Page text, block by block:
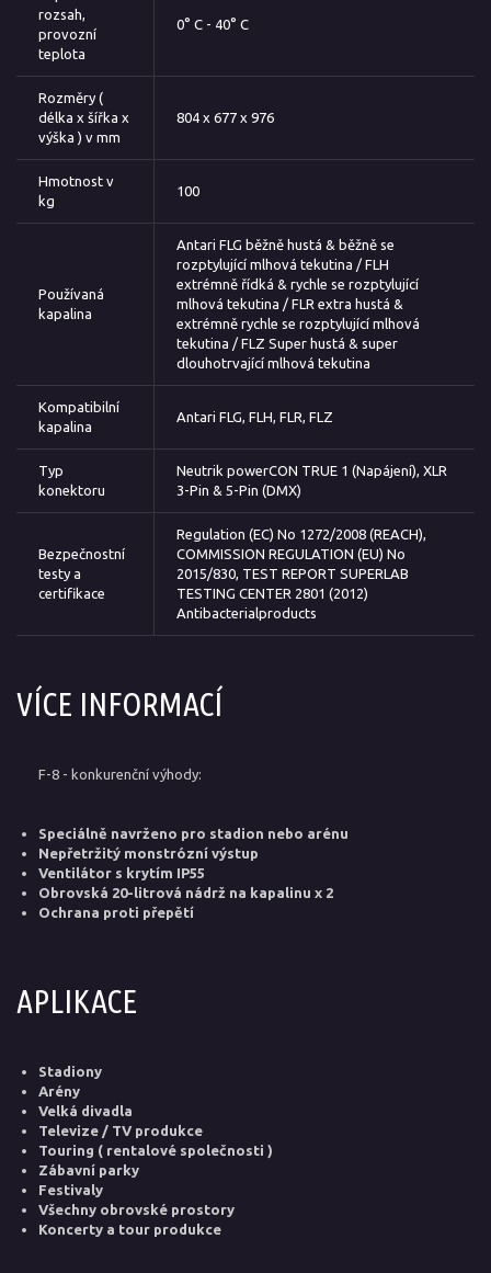
rozsah,
provozní
teplota
0° C - 40° C
Rozměry (
délka x šířka x
výška ) v mm
804 x 677 x 976
Hmotnost v
kg
100
Používaná
kapalina
Antari FLG běžně hustá & běžně se
rozptylující mlhová tekutina / FLH
extrémně řídká & rychle se rozptylující
mlhová tekutina / FLR extra hustá &
extrémně rychle se rozptylující mlhová
tekutina / FLZ Super hustá & super
dlouhotrvající mlhová tekutina
Kompatibilní
kapalina
Antari FLG, FLH, FLR, FLZ
Typ
konektoru
Neutrik powerCON TRUE 1 (Napájení), XLR
3-Pin & 5-Pin (DMX)
Bezpečnostní
testy a
certifikace
Regulation (EC) No 1272/2008 (REACH),
COMMISSION REGULATION (EU) No
2015/830, TEST REPORT SUPERLAB
TESTING CENTER 2801 (2012)
Antibacterialproducts
VÍCE INFORMACÍ
F-8 - konkurenční výhody:
Speciálně navrženo pro stadion nebo arénu
Nepřetržitý monstrózní výstup
Ventilátor s krytím IP55
Obrovská 20-litrová nádrž na kapalinu x 2
Ochrana proti přepětí
APLIKACE
Stadiony
Arény
Velká divadla
Televize / TV produkce
Touring ( rentalové společnosti )
Zábavní parky
Festivaly
Všechny obrovské prostory
Koncerty a tour produkce